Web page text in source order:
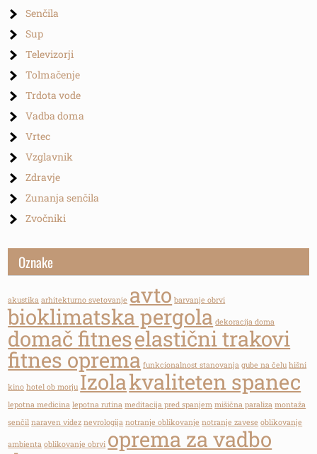
Senčila
Sup
Televizorji
Tolmačenje
Trdota vode
Vadba doma
Vrtec
Vzglavnik
Zdravje
Zunanja senčila
Zvočniki
Oznake
akustika arhitekturno svetovanje avto barvanje obrvi
bioklimatska pergola dekoracija doma
domač fitneselastični trakovi
fitnes oprema funkcionalnost stanovanja gube na čelu hišni
kino hotel ob morju Izolakvaliteten spanec
lepotna medicina lepotna rutina meditacija pred spanjem mišična paraliza montaža
senčil naraven videz nevrologija notranje oblikovanje notranje zavese oblikovanje
ambienta oblikovanje obrvi oprema za vadbo